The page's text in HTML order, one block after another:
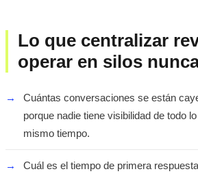
Lo que centralizar
operar en silos
→
Cuántas conversaciones se están
porque nadie tiene visibilidad de todo
mismo tiempo.
→
Cuál es el tiempo de primera